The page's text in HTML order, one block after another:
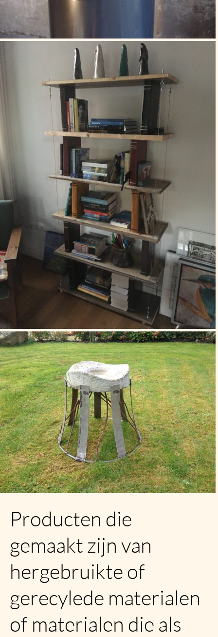
Producten die
gemaakt zijn van
hergebruikte of
gerecylede materialen
of materialen die als